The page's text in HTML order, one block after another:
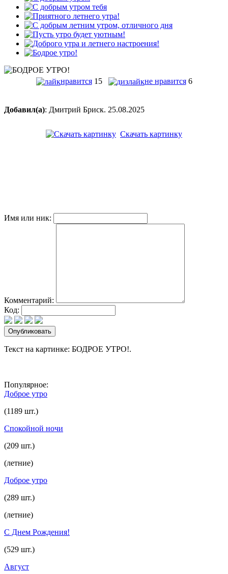
нравится 15 не нравится 6
Добавил(а): Дмитрий Бриск. 25.08.2025
Скачать картинку
Имя или ник:
Комментарий:
Код:
Текст на картинке: БОДРОЕ УТРО!.
Популярное:
Доброе утро
(1189 шт.)
Спокойной ночи
(209 шт.)
(летние)
Доброе утро
(289 шт.)
(летние)
С Днем Рождения!
(529 шт.)
Август